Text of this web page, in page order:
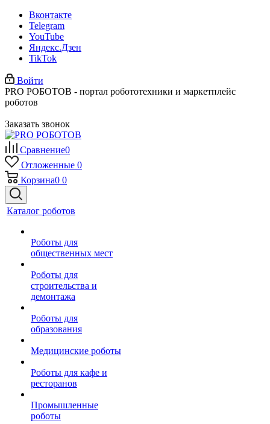
Вконтакте
Telegram
YouTube
Яндекс.Дзен
TikTok
Войти
PRO РОБОТОВ - портал робототехники и маркетплейс
роботов
Заказать звонок
Сравнение0
Отложенные 0
Корзина0 0
Каталог роботов
Роботы для
общественных мест
Роботы для
строительства и
демонтажа
Роботы для
образования
Медицинские роботы
Роботы для кафе и
ресторанов
Промышленные
роботы